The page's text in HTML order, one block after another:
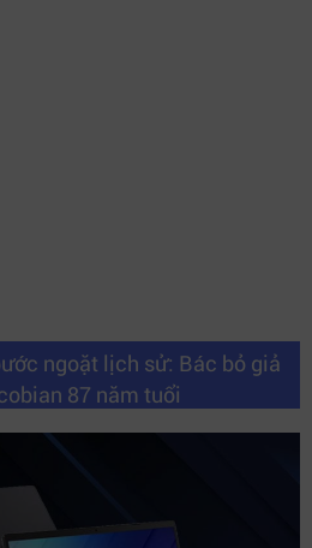
ngoặt lịch sử: Bác bỏ giả
87 năm tuổi